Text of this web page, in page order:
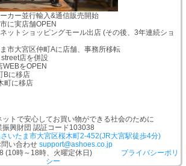
カー並行輸入&通信販売開始
に実店舗OPEN
トショッピングモール出店 (その後、3年連続ショ
市大宮区仲町Aに店舗、事務所移転
店を併設
をOPEN
Bに移店
町に移店
ットで安心してお買い物ができる社会のために
興財団 認証コード103038
いたま市大宮区桜木町2-452(JR大宮駅徒歩4分)
問い合わせ support@ashoes.co.jp
(10時～18時、火曜定休日) プライバシーポリ
シー